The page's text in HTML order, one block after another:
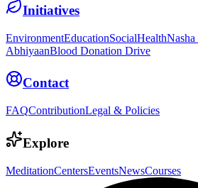
Initiatives
EnvironmentEducationSocialHealth
AbhiyaanBlood Donation Drive
Contact
FAQContributionLegal & Policies
Explore
MeditationCentersEventsNewsCourses